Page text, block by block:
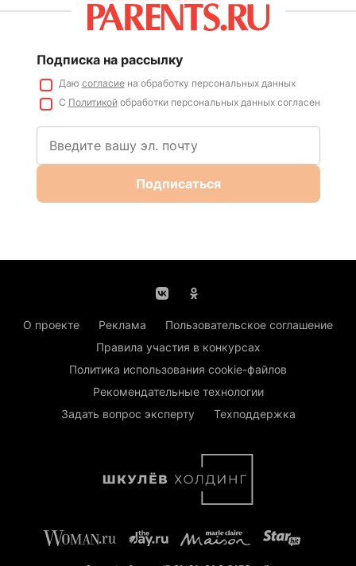
Подписка на рассылку
Даю согласиена обработку персональных данных
С Политикойобработки персональных данных согласен
Подписаться
О проекте Реклама
Пользовательское соглашение
Правила участия в конкурсах
Политика использования cookie-файлов
Рекомендательные технологии
Задать вопрос эксперту
Техподдержка